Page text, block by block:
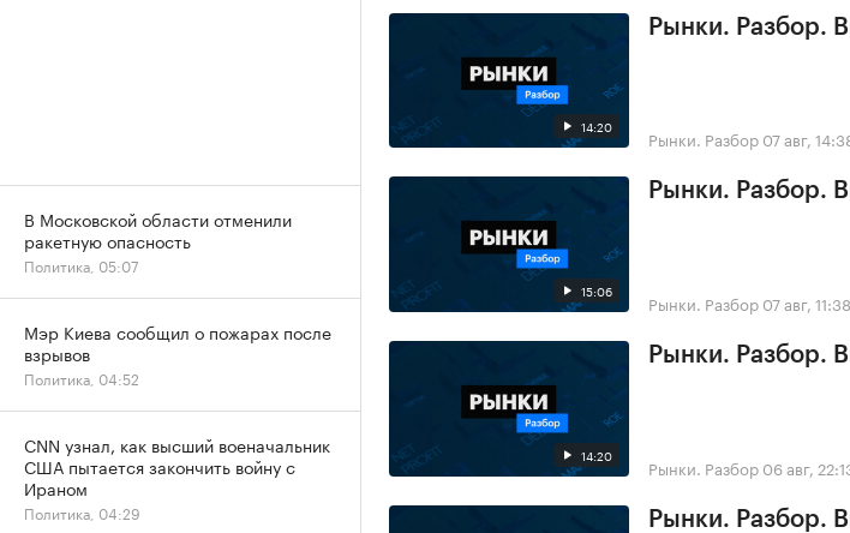
14:20
Рынки. Разбор.
Рынки. Разбор 07 авг,
15:06
Рынки. Разбор.
Рынки. Разбор 07 авг, 11:38
14:20
Рынки. Разбор.
Рынки. Разбор 06 авг,
Рынки. Разбор.
В Московской области отменили
ракетную опасность
Политика, 05:07
Мэр Киева сообщил о пожарах после
взрывов
Политика, 04:52
CNN узнал, как высший военачальник
США пытается закончить войну с
Ираном
Политика, 04:29